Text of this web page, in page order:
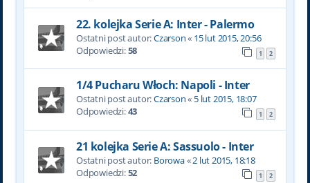
22. kolejka Serie A: Inter - Palermo
Ostatni post autor:Czarson« 15 lut 2015, 20:56
Odpowiedzi:58 1 2
1/4 Pucharu Włoch: Napoli - Inter
Ostatni post autor:Czarson« 5 lut 2015, 18:07
Odpowiedzi:43 1 2
21 kolejka Serie A: Sassuolo - Inter
Ostatni post autor: Borowa«2 lut 2015, 18:18
Odpowiedzi:52 1 2